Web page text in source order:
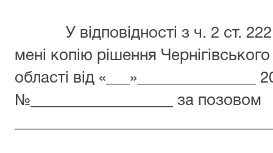
У відповідності з ч. 2 ст.
мені копію рішення
області від «___»_______________
№__________________ за позовом